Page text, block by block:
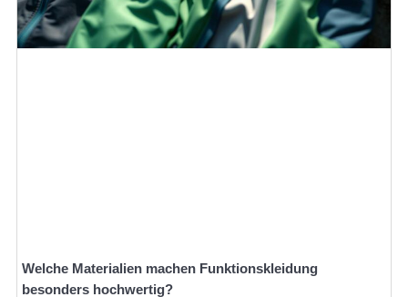
Welche Materialien machen Funktionskleidung
besonders hochwertig?